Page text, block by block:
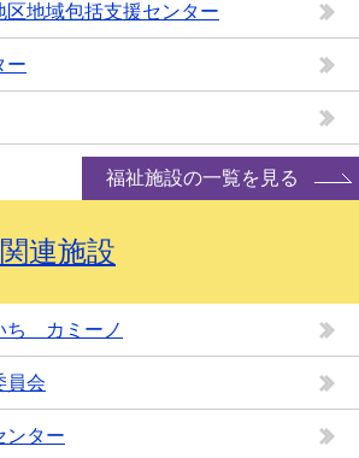
区地域包括支援センター
ー
福祉施設の一覧を見る
連施設
ち カミーノ
員会
ンター